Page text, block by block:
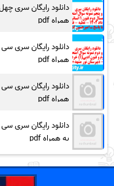
دانلود رایگان سری
همراه pdf
دانلود رایگان سری
همراه pdf
دانلود رایگان سری
همراه pdf
دانلود رایگان سری
به همراه pdf